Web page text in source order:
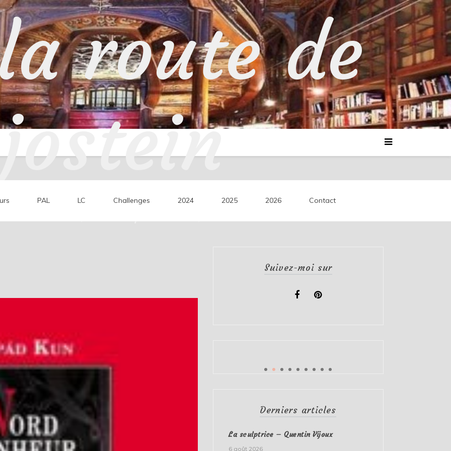
route de
jostein
PAL LC Challenges 2024 2025 2026 Contact
Suivez-moi sur
Derniers articles
La sculptrice – Quentin Vijoux
6 août 2026